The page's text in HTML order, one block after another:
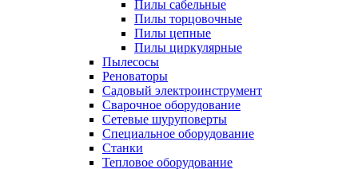
Пилы сабельные
Пилы торцовочные
Пилы цепные
Пилы циркулярные
Пылесосы
Реноваторы
Садовый электроинструмент
Сварочное оборудование
Сетевые шуруповерты
Специальное оборудование
Станки
Тепловое оборудование